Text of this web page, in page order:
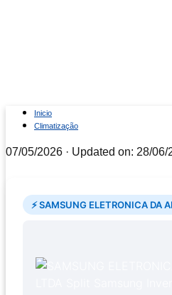
Inicio
Climatização
07/05/2026 · Updated on: 28/06/
⚡ SAMSUNG ELETRONICA DA